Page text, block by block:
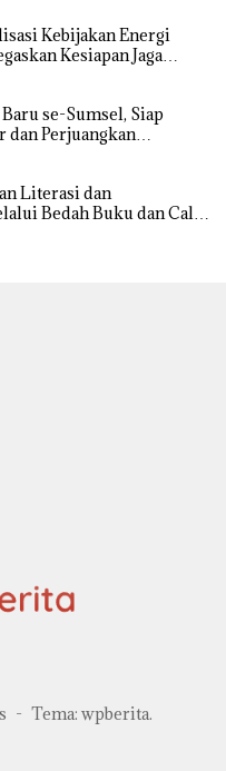
Kebijakan Energi
Kesiapan Jaga
se-Sumsel, Siap
dan Perjuangkan
Literasi dan
Bedah Buku dan Call
- Tema: wpberita.